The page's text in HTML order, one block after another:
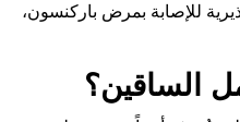
للإصابة بمرض باركنسون،
الساقين؟